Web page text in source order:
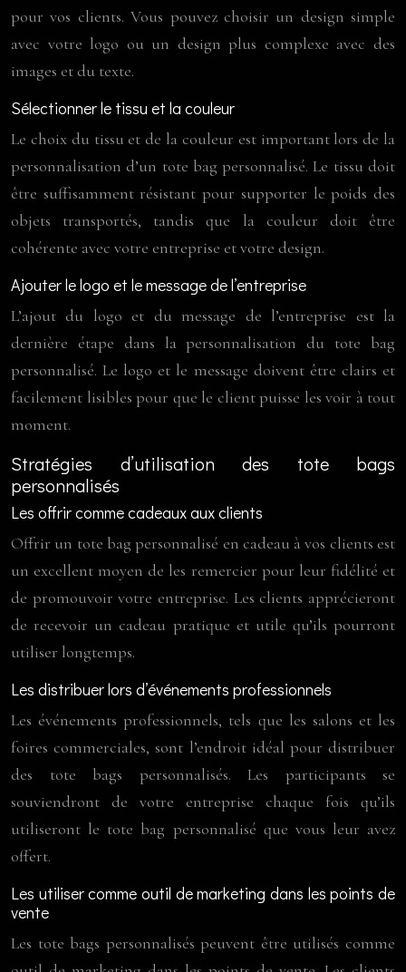
pour vos clients. Vous pouvez choisir un design simple
avec votre logo ou un design plus complexe avec des
images et du texte.
Sélectionner le tissu et la couleur
Le choix du tissu et de la couleur est important lors de la
personnalisation d’un tote bag personnalisé. Le tissu doit
être suffisamment résistant pour supporter le poids des
objets transportés, tandis que la couleur doit être
cohérente avec votre entreprise et votre design.
Ajouter le logo et le message de l’entreprise
L’ajout du logo et du message de l’entreprise est la
dernière étape dans la personnalisation du tote bag
personnalisé. Le logo et le message doivent être clairs et
facilement lisibles pour que le client puisse les voir à tout
moment.
Stratégies d’utilisation des tote bags
personnalisés
Les offrir comme cadeaux aux clients
Offrir un tote bag personnalisé en cadeau à vos clients est
un excellent moyen de les remercier pour leur fidélité et
de promouvoir votre entreprise. Les clients apprécieront
de recevoir un cadeau pratique et utile qu’ils pourront
utiliser longtemps.
Les distribuer lors d’événements professionnels
Les événements professionnels, tels que les salons et les
foires commerciales, sont l’endroit idéal pour distribuer
des tote bags personnalisés. Les participants se
souviendront de votre entreprise chaque fois qu’ils
utiliseront le tote bag personnalisé que vous leur avez
offert.
Les utiliser comme outil de marketing dans les points de
vente
Les tote bags personnalisés peuvent être utilisés comme